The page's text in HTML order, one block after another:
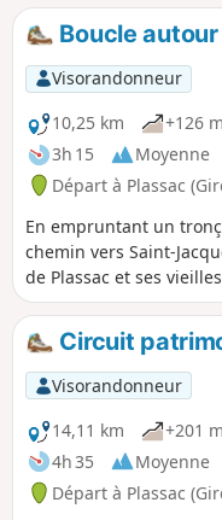
Boucle
Visorandonneur
10,25 km
+126 m
3h 15
Moyenne
Départ à Plassac
En empruntant un
chemin vers Saint-
de Plassac et ses
l’Antiquité en
la rive de la Gironde,
à l’assaut des coteaux.
vignes, beaux points de
Montuzet sont au menu
Circuit
Visorandonneur
14,11 km
+201 m
4h 35
Moyenne
Départ à Plassac